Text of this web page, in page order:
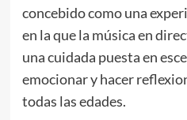
concebido como una
en la que la música en
una cuidada puesta en
emocionar y hacer
todas las edades.